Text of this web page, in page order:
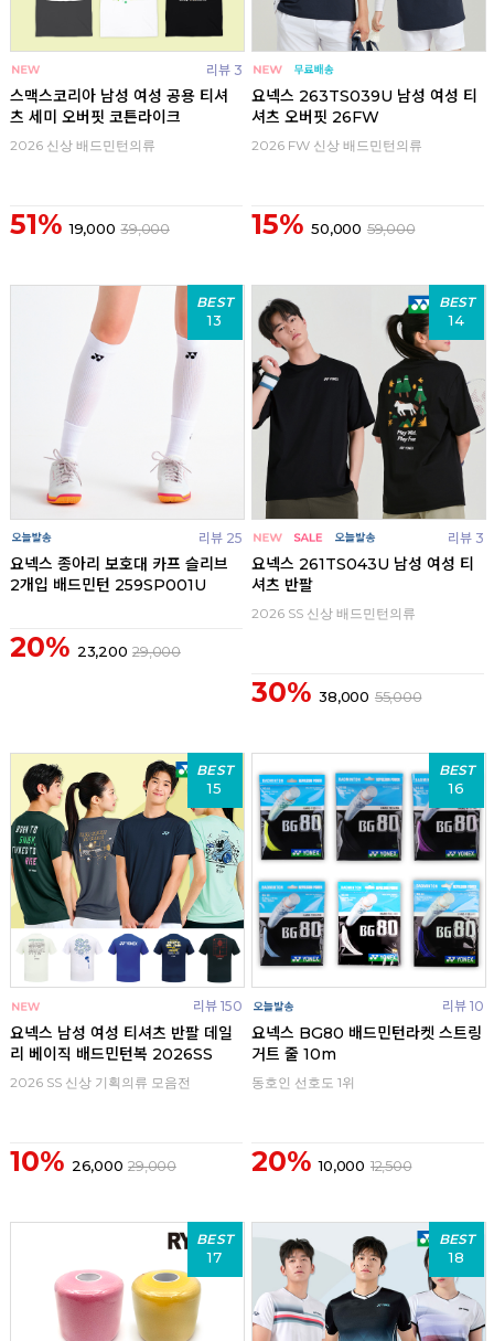
리뷰 3
스맥스코리아 남성 여성 공용 티셔
츠 세미 오버핏 코튼라이크
2026 신상 배드민턴의류
51% 19,000 39,000
요넥스 263TS039U 남성 여성 티
셔츠 오버핏 26FW
2026 FW 신상 배드민턴의류
15% 50,000 59,000
BEST
13
리뷰 25
요넥스 종아리 보호대 카프 슬리브
2개입 배드민턴 259SP001U
20% 23,200 29,000
BEST
14
리뷰 3
요넥스 261TS043U 남성 여성 티
셔츠 반팔
2026 SS 신상 배드민턴의류
30% 38,000 55,000
BEST
15
리뷰 150
요넥스 남성 여성 티셔츠 반팔 데일
리 베이직 배드민턴복 2026SS
2026 SS 신상 기획의류 모음전
10% 26,000 29,000
BEST
16
리뷰 10
요넥스 BG80 배드민턴라켓 스트링
거트 줄 10m
동호인 선호도 1위
20% 10,000 12,500
BEST
17
BEST
18